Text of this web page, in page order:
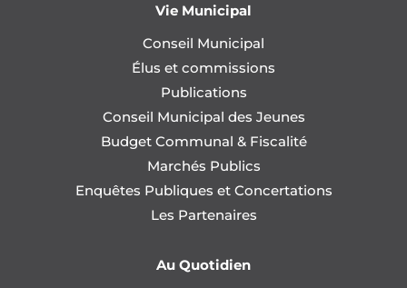
Vie Municipal
Conseil Municipal
Élus et commissions
Publications
Conseil Municipal des Jeunes
Budget Communal & Fiscalité
Marchés Publics
Enquêtes Publiques et Concertations
Les Partenaires
Au Quotidien